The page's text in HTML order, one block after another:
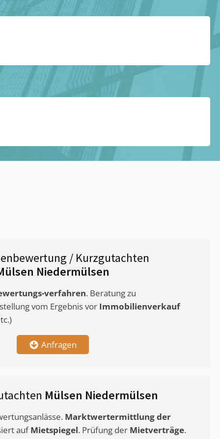
/ Kurzgutachten
Niedermülsen
verfahren. Beratung zu
vom Ergebnis vor Immobilienverkauf
Anfragen
Mülsen Niedermülsen
Marktwertermittlungder
aufMietspiegel. Prüfung der Mietverträge.